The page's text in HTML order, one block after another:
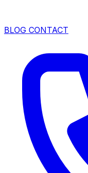
BLOG CONTACT